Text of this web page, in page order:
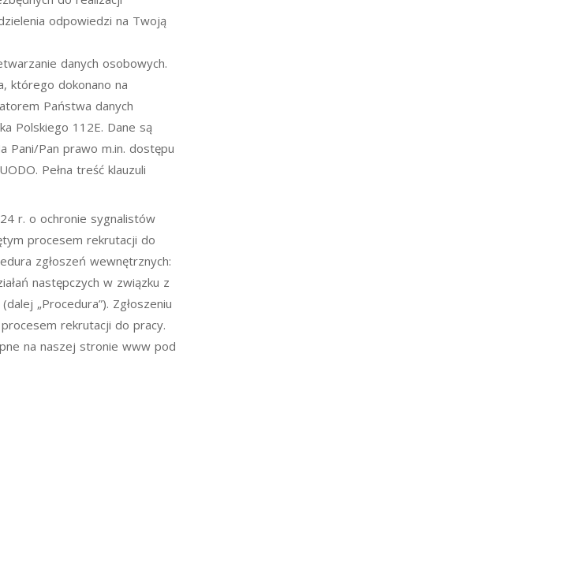
odpowiedzi na Twoją
danych osobowych.
którego dokonano na
Państwa danych
Polskiego 112E. Dane są
Pani/Pan prawo m.in. dostępu
Pełna treść klauzuli
r. o ochronie sygnalistów
procesem rekrutacji do
zgłoszeń wewnętrznych:
następczych w związku z
„Procedura”). Zgłoszeniu
rekrutacji do pracy.
na naszej stronie www pod